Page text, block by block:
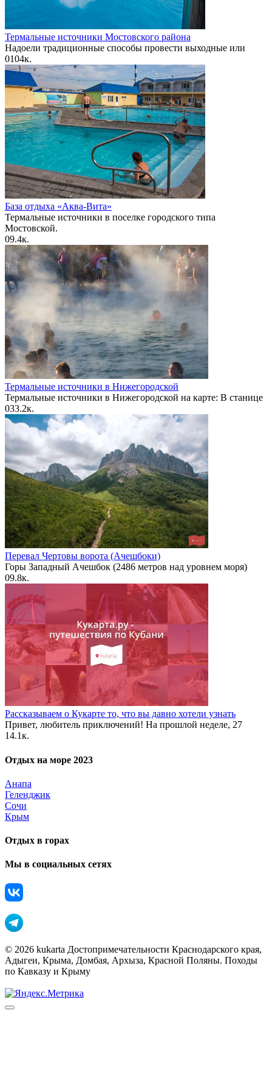
Термальные источники Мостовского района
Надоели традиционные способы провести выходные или
0104к.
База отдыха «Аква-Вита»
Термальные источники в поселке городского типа
Мостовской.
09.4к.
Термальные источники в Нижегородской
Термальные источники в Нижегородской на карте: В станице
033.2к.
Перевал Чертовы ворота (Ачешбоки)
Горы Западный Ачешбок (2486 метров над уровнем моря)
09.8к.
Рассказываем о Кукарте то, что вы давно хотели узнать
Привет, любитель приключений! На прошлой неделе, 27
14.1к.
Отдых на море 2023
Анапа
Геленджик
Сочи
Крым
Отдых в горах
Мы в социальных сетях
© 2026 kukarta Достопримечательности Краснодарского края,
Адыгеи, Крыма, Домбая, Архыза, Красной Поляны. Походы
по Кавказу и Крыму